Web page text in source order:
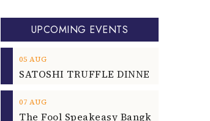
UPCOMING EVENTS
05 AUG
07 AUG